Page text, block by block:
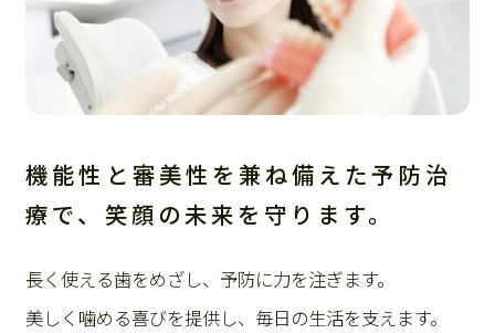
機能性と審美性を兼ね備えた予防治
療で、笑顔の未来を守ります。
長く使える歯をめざし、予防に力を注ぎます。
美しく噛める喜びを提供し、毎日の生活を支えます。